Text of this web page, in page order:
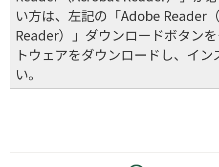
い方は、左記の「Adobe Reader
Reader）」ダウンロードボタン
トウェアをダウンロードし、イ
い。